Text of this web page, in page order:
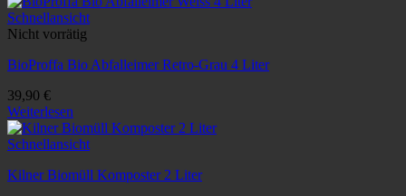
Schnellansicht
Nicht vorrätig
BioProffa Bio Abfalleimer Retro-Grau 4 Liter
39,90 €
Weiterlesen
Schnellansicht
Kilner Biomüll Komposter 2 Liter